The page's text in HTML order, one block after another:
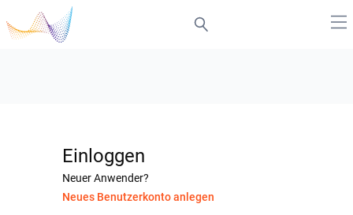
Einloggen
Neuer Anwender?
Neues Benutzerkonto anlegen